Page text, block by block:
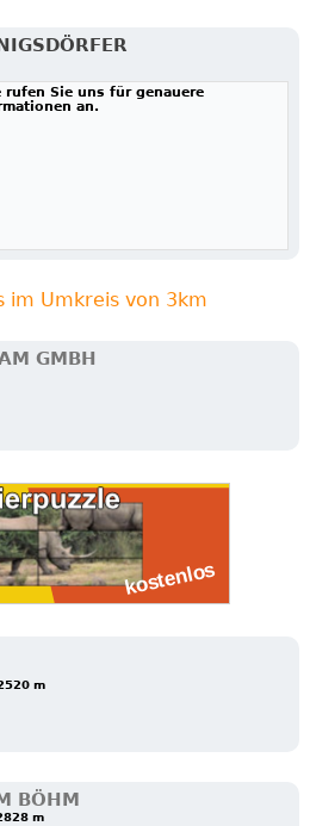
rufen Sie uns für genauere
an.
im Umkreis von 3km
GMBH
m
BÖHM
m